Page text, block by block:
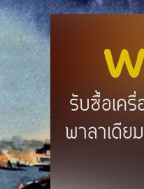
รับซื้อเค
พาลาเดี